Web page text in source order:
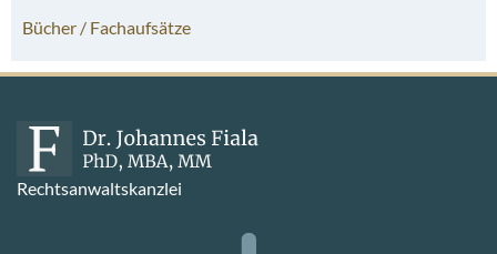
Bücher / Fachaufsätze
Rechtsanwaltskanzlei